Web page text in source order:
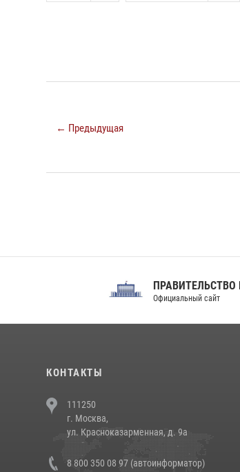
← Предыдущая
ПРАВИТЕЛЬСТВО РФ
Официальный сайт
КОНТАКТЫ
111250
г. Москва,
ул. Красноказарменная, д. 9а
8 800 350 08 97 (автоинформатор)